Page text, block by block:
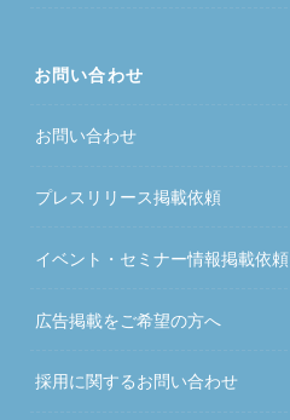
お問い合わせ
お問い合わせ
プレスリリース掲載依頼
イベント・セミナー情報掲載依頼
広告掲載をご希望の方へ
採用に関するお問い合わせ